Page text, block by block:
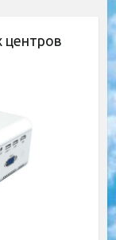
центров